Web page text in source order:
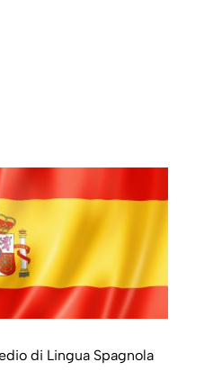
di Lingua Spagnola